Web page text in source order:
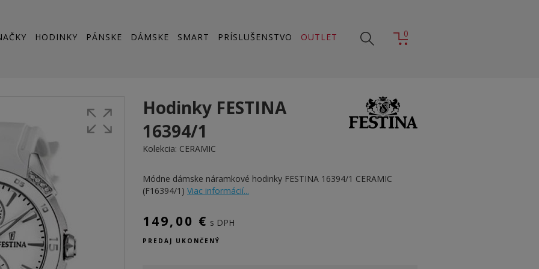
HODINKY PÁNSKE DÁMSKE SMART PRÍSLUŠENSTVO OUTLET 0
Hodinky FESTINA
16394/1
Kolekcia: CERAMIC
Módne dámske náramkové hodinky FESTINA 16394/1 CERAMIC
(F16394/1) Viac informácií...
149,00 € s DPH
PREDAJ UKONČENÝ